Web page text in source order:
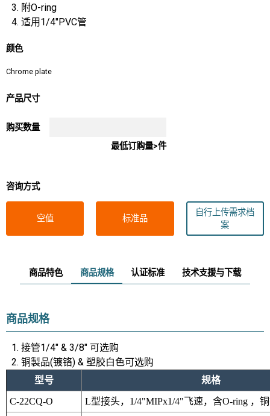
附O-ring
适用1/4"PVC管
颜色
Chrome plate
产品尺寸
购买数量
最低订购量>件
咨询方式
空值 标准品
自行上传需求档
案
商品特色 商品规格 认证标准 技术支援与下载
商品规格
接管1/4" & 3/8" 可选购
铜製品(镀铬) & 塑胶白色可选购
型号 规格
C-22CQ-O L型接头，1/4"MIPx1/4"飞速，含O-ring ，